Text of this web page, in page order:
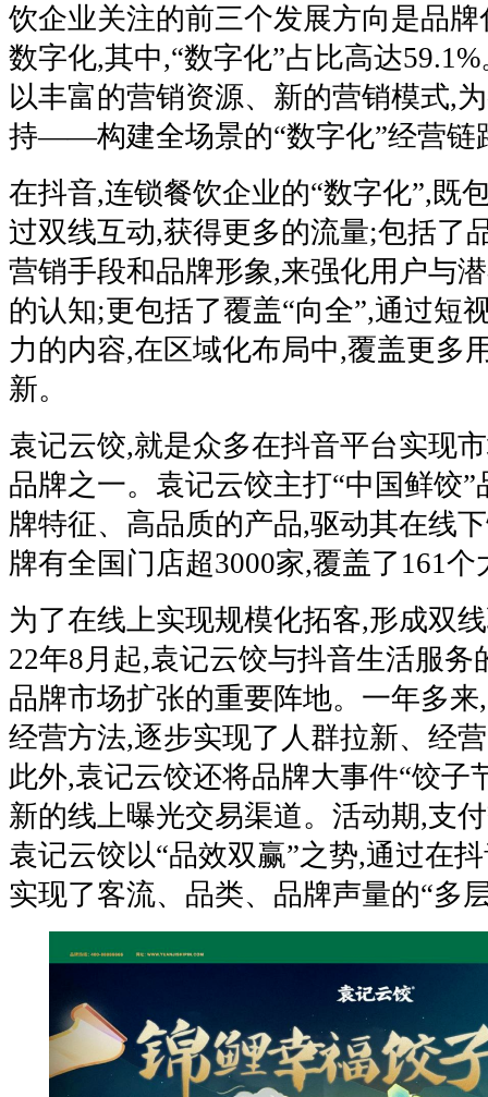
饮企业关注的前三个发展方向是品
数字化,其中,“数字化”占比高达
以丰富的营销资源、新的营销模式,
持——构建全场景的“数字化”经营链
在抖音,连锁餐饮企业的“数字化”,既
过双线互动,获得更多的流量;包括了
营销手段和品牌形象,来强化用户与
的认知;更包括了覆盖“向全”,通过短
力的内容,在区域化布局中,覆盖更多
新。
袁记云饺,就是众多在抖音平台实现
品牌之一。袁记云饺主打“中国鲜饺
牌特征、高品质的产品,驱动其在线
牌有全国门店超3000家,覆盖了161
为了在线上实现规模化拓客,形成双
22年8月起,袁记云饺与抖音生活服务
品牌市场扩张的重要阵地。一年多
经营方法,逐步实现了人群拉新、经
此外,袁记云饺还将品牌大事件“饺子
新的线上曝光交易渠道。活动期,支
袁记云饺以“品效双赢”之势,通过在
实现了客流、品类、品牌声量的“多